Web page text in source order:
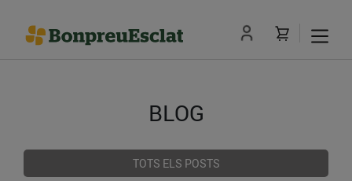
BLOG
TOTS ELS POSTS